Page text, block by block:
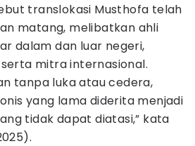
translokasi Musthofa telah
matang, melibatkan ahli
dalam dan luar negeri,
mitra internasional.
tanpa luka atau cedera,
yang lama diderita menjadi
tidak dapat diatasi,” kata